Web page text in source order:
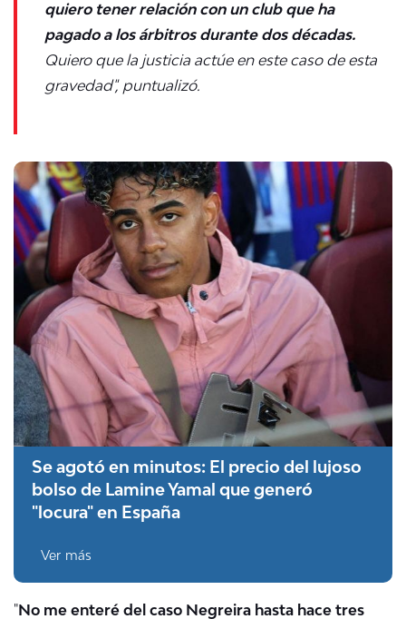
quiero tener relación con un club que ha
pagado a los árbitros durante dos décadas.
Quiero que la justicia actúe en este caso de esta
gravedad", puntualizó.
Se agotó en minutos: El precio del lujoso
bolso de Lamine Yamal que generó
"locura" en España
Ver más
"No me enteré del caso Negreira hasta hace tres